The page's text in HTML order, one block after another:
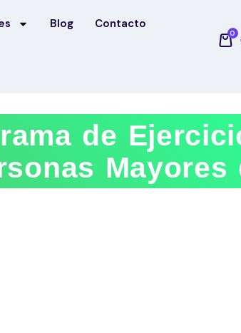
Blog Contacto
0
de
Mayores